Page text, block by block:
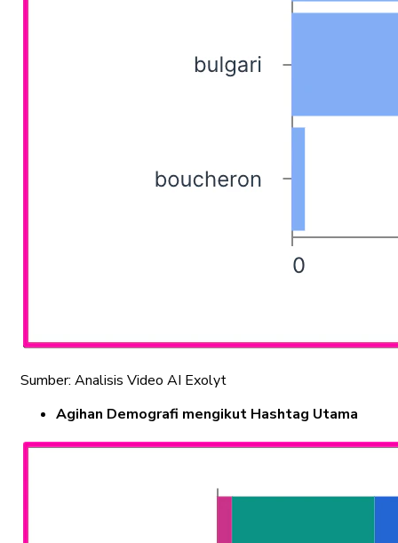
Sumber: Analisis Video AI Exolyt
Agihan Demografi mengikut Hashtag Utama